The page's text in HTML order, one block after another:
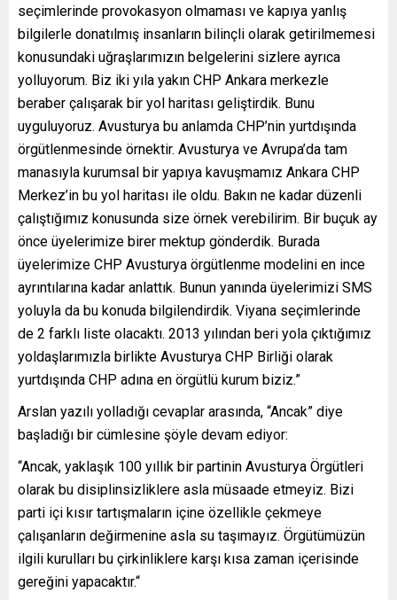
seçimlerinde provokasyon olmaması ve kapıya yanlış
bilgilerle donatılmış insanların bilinçli olarak getirilmemesi
konusundaki uğraşlarımızın belgelerini sizlere ayrıca
yolluyorum. Biz iki yıla yakın CHP Ankara merkezle
beraber çalışarak bir yol haritası geliştirdik. Bunu
uyguluyoruz. Avusturya bu anlamda CHP’nin yurtdışında
örgütlenmesinde örnektir. Avusturya ve Avrupa’da tam
manasıyla kurumsal bir yapıya kavuşmamız Ankara CHP
Merkez’in bu yol haritası ile oldu. Bakın ne kadar düzenli
çalıştığımız konusunda size örnek verebilirim. Bir buçuk ay
önce üyelerimize birer mektup gönderdik. Burada
üyelerimize CHP Avusturya örgütlenme modelini en ince
ayrıntılarına kadar anlattık. Bunun yanında üyelerimizi SMS
yoluyla da bu konuda bilgilendirdik. Viyana seçimlerinde
de 2 farklı liste olacaktı. 2013 yılından beri yola çıktığımız
yoldaşlarımızla birlikte Avusturya CHP Birliği olarak
yurtdışında CHP adına en örgütlü kurum biziz.”
Arslan yazılı yolladığı cevaplar arasında, “Ancak” diye
başladığı bir cümlesine şöyle devam ediyor:
“Ancak, yaklaşık 100 yıllık bir partinin Avusturya Örgütleri
olarak bu disiplinsizliklere asla müsaade etmeyiz. Bizi
parti içi kısır tartışmaların içine özellikle çekmeye
çalışanların değirmenine asla su taşımayız. Örgütümüzün
ilgili kurulları bu çirkinliklere karşı kısa zaman içerisinde
gereğini yapacaktır.“